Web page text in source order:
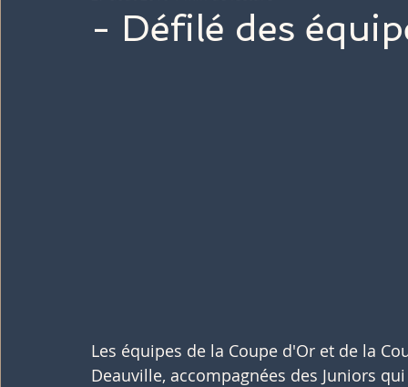
- Défilé des
Les équipes de la Coupe d'Or et de la
Deauville, accompagnées des Juniors